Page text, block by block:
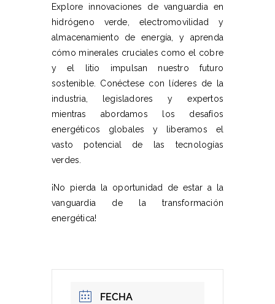
Explore innovaciones de vanguardia en
hidrógeno verde, electromovilidad y
almacenamiento de energía, y aprenda
cómo minerales cruciales como el cobre
y el litio impulsan nuestro futuro
sostenible. Conéctese con líderes de la
industria, legisladores y expertos
mientras abordamos los desafíos
energéticos globales y liberamos el
vasto potencial de las tecnologías
verdes.
¡No pierda la oportunidad de estar a la
vanguardia de la transformación
energética!
FECHA